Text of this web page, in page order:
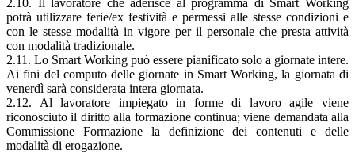
potrà utilizzare ferie/ex festività e permessi alle stesse condizioni e
con le stesse modalità in vigore per il personale che presta attività
con modalità tradizionale.
2.11. Lo Smart Working può essere pianificato solo a giornate intere.
Ai fini del computo delle giornate in Smart Working, la giornata di
venerdì sarà considerata intera giornata.
2.12. Al lavoratore impiegato in forme di lavoro agile viene
riconosciuto il diritto alla formazione continua; viene demandata alla
Commissione Formazione la definizione dei contenuti e delle
modalità di erogazione.